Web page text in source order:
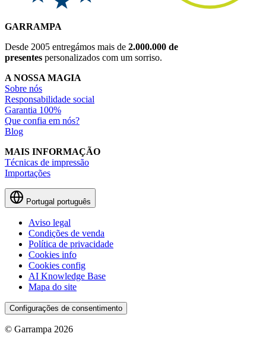
GARRAMPA
Desde 2005 entregámos mais de 2.000.000 de
presentes personalizados com um sorriso.
A NOSSA MAGIA
Sobre nós
Responsabilidade social
Garantia 100%
Que confia em nós?
Blog
MAIS INFORMAÇÃO
Técnicas de impressão
Importações
Portugal português
Aviso legal
Condições de venda
Política de privacidade
Cookies info
Cookies config
AI Knowledge Base
Mapa do site
Configurações de consentimento
© Garrampa 2026